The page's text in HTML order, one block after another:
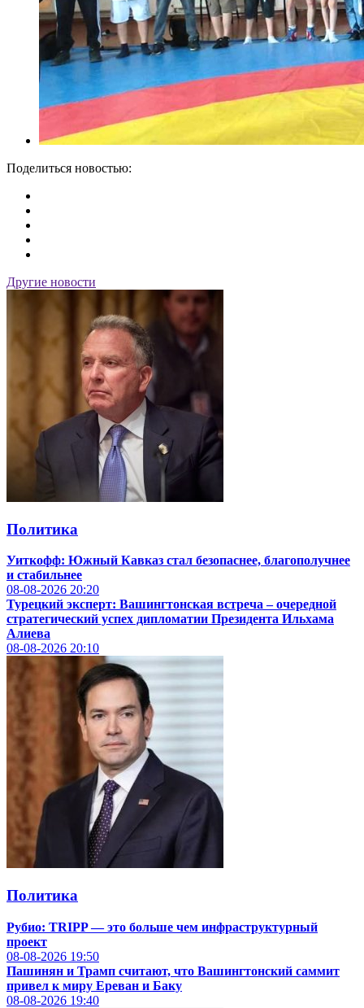
Поделиться новостью:
Другие новости
Политика
Уиткофф: Южный Кавказ стал безопаснее, благополучнее
и стабильнее
08-08-2026 20:20
Турецкий эксперт: Вашингтонская встреча – очередной
стратегический успех дипломатии Президента Ильхама
Алиева
08-08-2026 20:10
Политика
Рубио: TRIPP — это больше чем инфраструктурный
проект
08-08-2026 19:50
Пашинян и Трамп считают, что Вашингтонский саммит
привел к миру Ереван и Баку
08-08-2026 19:40